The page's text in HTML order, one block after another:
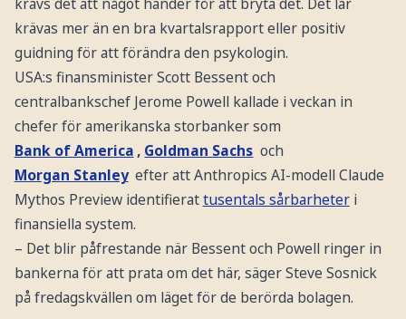
krävas mer än en bra kvartalsrapport eller positiv
guidning för att förändra den psykologin.
USA:s finansminister Scott Bessent och
centralbankschef Jerome Powell kallade i veckan in
chefer för amerikanska storbanker som
Bank of America , Goldman Sachs och
Morgan Stanley efter att Anthropics AI-modell Claude
Mythos Preview identifierattusentals sårbarheteri
finansiella system.
– Det blir påfrestande när Bessent och Powell ringer in
bankerna för att prata om det här, säger Steve Sosnick
på fredagskvällen om läget för de berörda bolagen.